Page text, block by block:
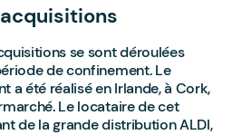
se sont déroulées
de confinement. Le
a été réalisé en Irlande, à Cork,
Le locataire de cet
de la grande distribution ALDI,